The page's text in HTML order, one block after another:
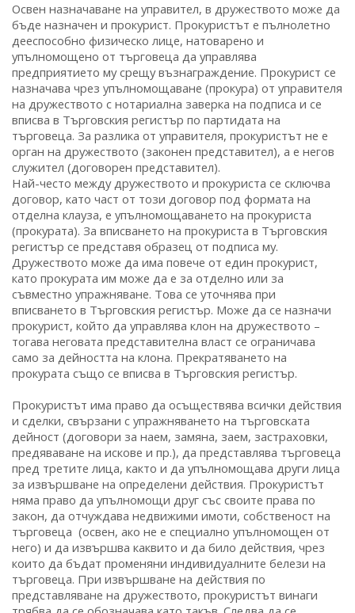
Освен назначаване на управител, в дружеството може да
бъде назначен и прокурист. Прокуристът е пълнолетно
дееспособно физическо лице, натоварено и
упълномощено от търговеца да управлява
предприятието му срещу възнаграждение. Прокурист се
назначава чрез упълномощаване (прокура) от управителя
на дружеството с нотариална заверка на подписа и се
вписва в Търговския регистър по партидата на
търговеца. За разлика от управителя, прокуристът не е
орган на дружеството (законен представител), а е негов
служител (договорен представител).
Най-често между дружеството и прокуриста се сключва
договор, като част от този договор под формата на
отделна клауза, е упълномощаването на прокуриста
(прокурата). За вписването на прокуриста в Търговския
регистър се представя образец от подписа му.
Дружеството може да има повече от един прокурист,
като прокурата им може да е за отделно или за
съвместно упражняване. Това се уточнява при
вписването в Търговския регистър. Може да се назначи
прокурист, който да управлява клон на дружеството –
тогава неговата представителна власт се ограничава
само за дейността на клона. Прекратяването на
прокурата също се вписва в Търговския регистър.
Прокуристът има право да осъществява всички действия
и сделки, свързани с упражняването на търговската
дейност (договори за наем, замяна, заем, застраховки,
предяваване на искове и пр.), да представлява търговеца
пред третите лица, както и да упълномощава други лица
за извършване на определени действия. Прокуристът
няма право да упълномощи друг със своите права по
закон, да отчуждава недвижими имоти, собственост на
търговеца (освен, ако не е специално упълномощен от
него) и да извършва каквито и да било действия, чрез
които да бъдат променяни индивидуалните белези на
търговеца. При извършване на действия по
представляване на дружеството, прокуристът винаги